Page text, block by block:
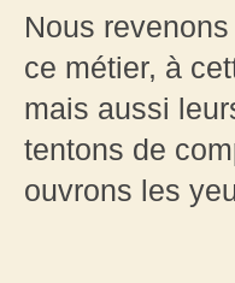
Nous
ce métier, à
mais aussi
tentons de
ouvrons les